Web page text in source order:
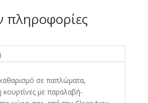
πληροφορίες
σε παπλώματα,
κουρτίνες με παραλαβή-